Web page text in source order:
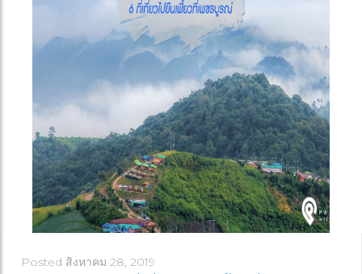
Posted สิงหาคม 28, 2019